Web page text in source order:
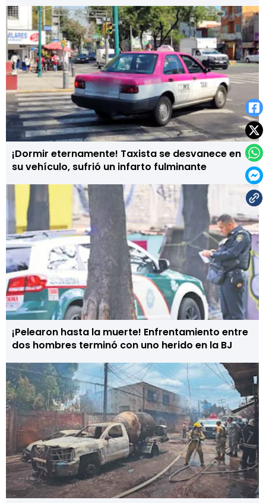
¡Dormir eternamente! Taxista se desvanece en
su vehículo, sufrió un infarto fulminante
¡Pelearon hasta la muerte! Enfrentamiento entre
dos hombres terminó con uno herido en la BJ